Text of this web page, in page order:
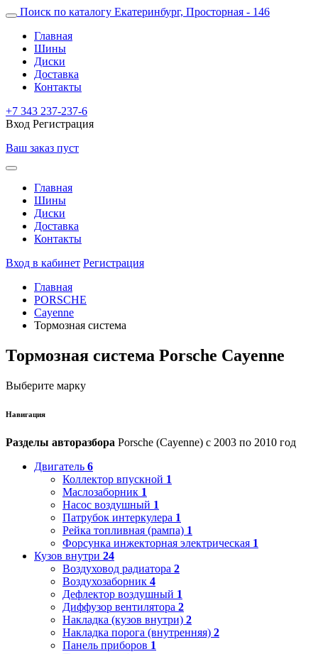
Поиск по каталогу Екатеринбург, Просторная - 146
Главная
Шины
Диски
Доставка
Контакты
+7 343 237-237-6
Вход Регистрация
Ваш заказ пуст
Главная
Шины
Диски
Доставка
Контакты
Вход в кабинет Регистрация
Главная
PORSCHE
Cayenne
Тормозная система
Тормозная система Porsche Cayenne
Выберите марку
Навигация
Разделы авторазбора Porsche (Cayenne) с 2003 по 2010 год
Двигатель 6
Коллектор впускной 1
Маслозаборник 1
Насос воздушный 1
Патрубок интеркулера 1
Рейка топливная (рампа) 1
Форсунка инжекторная электрическая 1
Кузов внутри 24
Воздуховод радиатора 2
Воздухозаборник 4
Дефлектор воздушный 1
Диффузор вентилятора 2
Накладка (кузов внутри) 2
Накладка порога (внутренняя) 2
Панель приборов 1